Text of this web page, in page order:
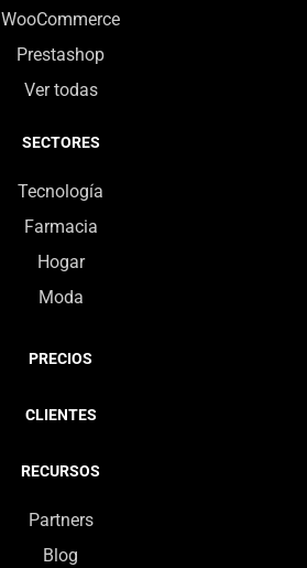
WooCommerce
Prestashop
Ver todas
SECTORES
Tecnología
Farmacia
Hogar
Moda
PRECIOS
CLIENTES
RECURSOS
Partners
Blog